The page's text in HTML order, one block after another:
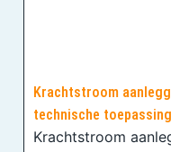
Krachtstroom
technische
Krachtstroom